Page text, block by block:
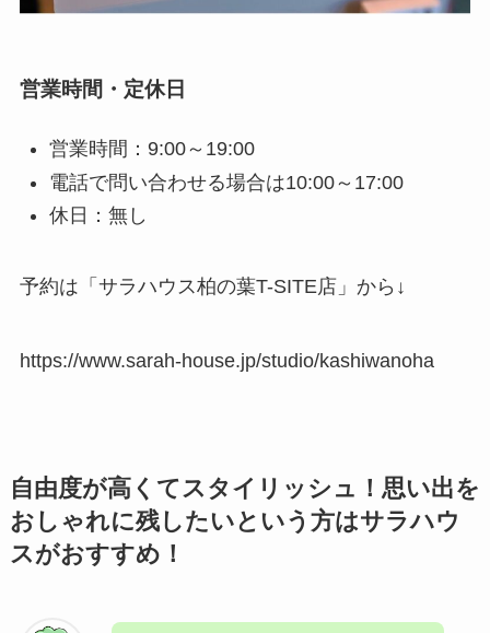
営業時間・定休日
営業時間：9:00～19:00
電話で問い合わせる場合は10:00～17:00
休日：無し
予約は「サラハウス柏の葉T-SITE店」から↓
https://www.sarah-house.jp/studio/kashiwanoha
自由度が高くてスタイリッシュ！思い出を
おしゃれに残したいという方はサラハウ
スがおすすめ！